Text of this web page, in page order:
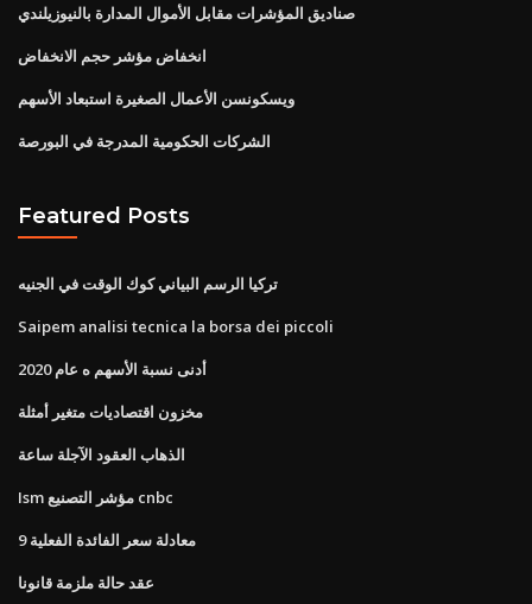
صناديق المؤشرات مقابل الأموال المدارة بالنيوزيلندي
انخفاض مؤشر حجم الانخفاض
ويسكونسن الأعمال الصغيرة استبعاد الأسهم
الشركات الحكومية المدرجة في البورصة
Featured Posts
تركيا الرسم البياني كوك الوقت في الجنيه
Saipem analisi tecnica la borsa dei piccoli
أدنى نسبة الأسهم ه عام 2020
مخزون اقتصاديات متغير أمثلة
الذهاب العقود الآجلة ساعة
Ism مؤشر التصنيع cnbc
معادلة سعر الفائدة الفعلية 9
عقد حالة ملزمة قانونا